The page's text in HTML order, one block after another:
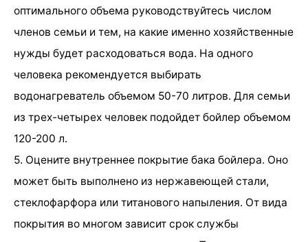
оптимального объема руководствуйтесь числом
членов семьи и тем, на какие именно хозяйственные
нужды будет расходоваться вода. На одного
человека рекомендуется выбирать
водонагреватель объемом 50-70 литров. Для семьи
из трех-четырех человек подойдет бойлер объемом
120-200 л.
5. Оцените внутреннее покрытие бака бойлера. Оно
может быть выполнено из нержавеющей стали,
стеклофарфора или титанового напыления. От вида
покрытия во многом зависит срок службы